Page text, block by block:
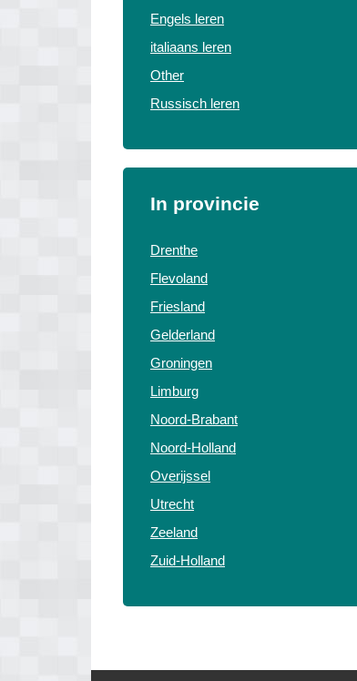
Engels leren
italiaans leren
Other
Russisch leren
In provincie
Drenthe
Flevoland
Friesland
Gelderland
Groningen
Limburg
Noord-Brabant
Noord-Holland
Overijssel
Utrecht
Zeeland
Zuid-Holland